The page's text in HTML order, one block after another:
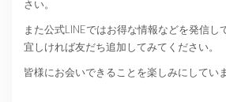
さい。
また公式LINEではお得な情報などを発信し
宜しければ友だち追加してみてください。
皆様にお会いできることを楽しみにしていま